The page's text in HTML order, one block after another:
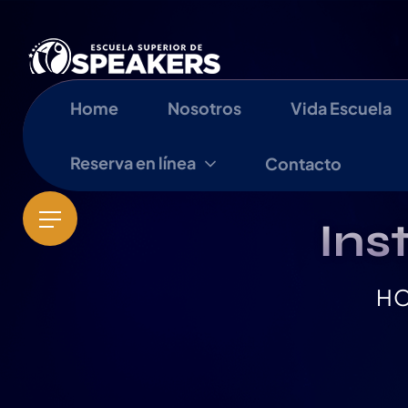
Home Nosotros Vida Escuela
Reserva en línea Contacto